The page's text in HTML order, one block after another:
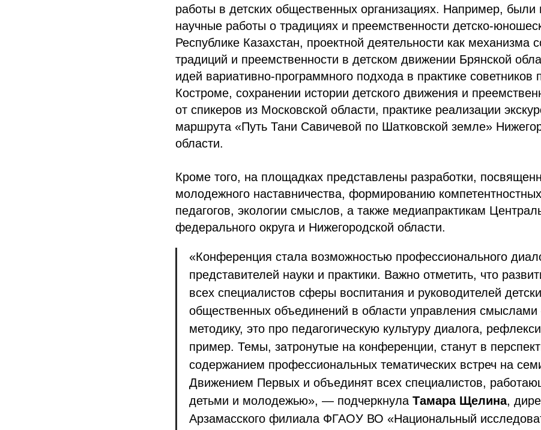
работы в детских общественных организациях. Например, были
научные работы о традициях и преемственности детско-
Республике Казахстан, проектной деятельности как механизма
традиций и преемственности в детском движении Брянской
идей вариативно-программного подхода в практике советников
Костроме, сохранении истории детского движения и
от спикеров из Московской области, практике реализации
маршрута «Путь Тани Савичевой по Шатковской земле»
области.
Кроме того, на площадках представлены разработки,
молодежного наставничества, формированию
педагогов, экологии смыслов, а также медиапрактикам
федерального округа и Нижегородской области.
«Конференция стала возможностью профессионального
представителей науки и практики. Важно отметить, что
всех специалистов сферы воспитания и руководителей
общественных объединений в области управления смыслами
методику, это про педагогическую культуру диалога,
пример. Темы, затронутые на конференции, станут в
содержанием профессиональных тематических встреч на
Движением Первых и объединят всех специалистов,
детьми и молодежью», — подчеркнула Тамара Щелина,
Арзамасского филиала ФГАОУ ВО «Национальный